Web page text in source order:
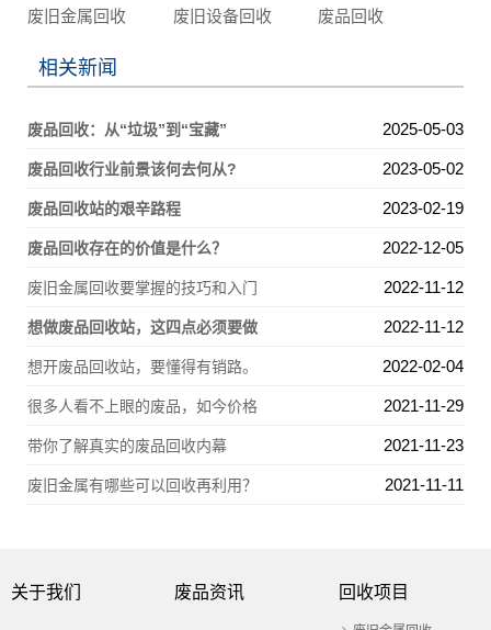
废旧金属回收 废旧设备回收 废品回收
相关新闻
废品回收：从“垃圾”到“宝藏” 2025-05-03
废品回收行业前景该何去何从? 2023-05-02
废品回收站的艰辛路程 2023-02-19
废品回收存在的价值是什么？ 2022-12-05
废旧金属回收要掌握的技巧和入门 2022-11-12
想做废品回收站，这四点必须要做 2022-11-12
想开废品回收站，要懂得有销路。 2022-02-04
很多人看不上眼的废品，如今价格 2021-11-29
带你了解真实的废品回收内幕 2021-11-23
废旧金属有哪些可以回收再利用？ 2021-11-11
关于我们 废品资讯 回收项目